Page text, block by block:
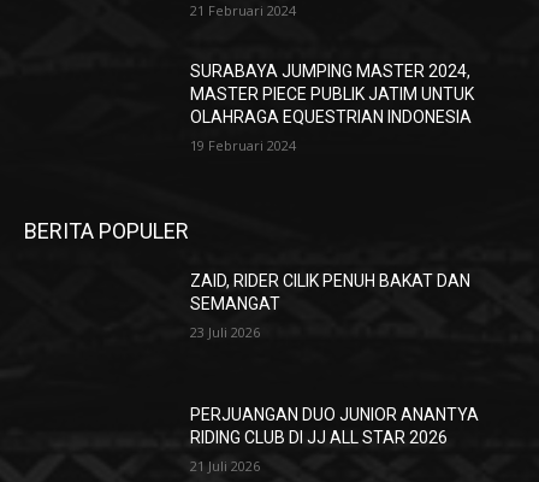
21 Februari 2024
SURABAYA JUMPING MASTER 2024,
MASTER PIECE PUBLIK JATIM UNTUK
OLAHRAGA EQUESTRIAN INDONESIA
19 Februari 2024
BERITA POPULER
ZAID, RIDER CILIK PENUH BAKAT DAN
SEMANGAT
23 Juli 2026
PERJUANGAN DUO JUNIOR ANANTYA
RIDING CLUB DI JJ ALL STAR 2026
21 Juli 2026